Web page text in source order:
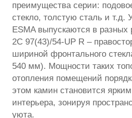
преимущества серии:
стекло, толстую сталь и т.д.
ESMA выпускаются в
2С 97(43)/54-UP R –
шириной фронтального
540 мм). Мощности таких
отопления помещений
этом камин становится
интерьера, зонируя
уюта.